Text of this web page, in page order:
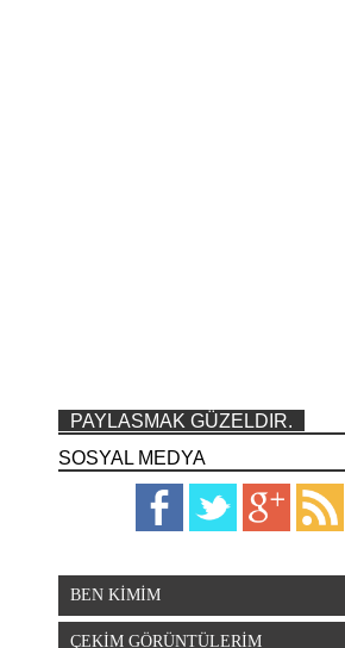
PAYLASMAK GÜZELDIR.
SOSYAL MEDYA
BEN KİMİM
ÇEKİM GÖRÜNTÜLERİM